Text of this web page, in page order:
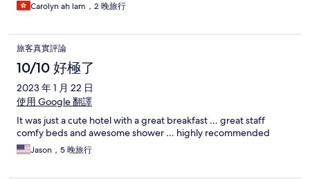
Carolyn ah lam，2 晚旅行
旅客真實評論
10/10 好極了
2023 年 1 月 22 日
使用 Google 翻譯
It was just a cute hotel with a great breakfast … great staff
comfy beds and awesome shower … highly recommended
Jason，5 晚旅行